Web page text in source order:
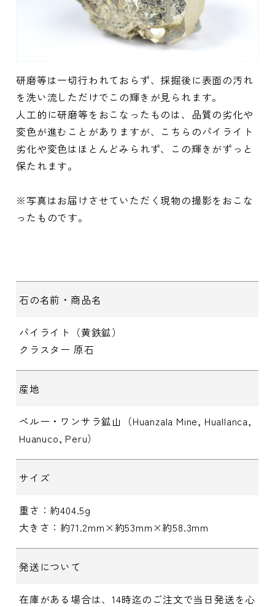
研磨等は一切行われておらず、採掘後に表面の汚れ
を洗い流しただけでこの輝きが見られます。
人工的に研磨等をおこなったものは、品質の劣化や
変色が進むことがありますが、こちらのパイライト
劣化や変色はほとんどみられず、この輝きがずっと
保たれます。
※写真はお届けさせていただく現物の撮影をおこな
ったものです。
石の名前・商品名
パイライト（黄鉄鉱）
クラスター 原石
産地
ペルー・ワンサラ鉱山（Huanzala Mine, Huallanca,
Huanuco, Peru）
サイズ
重さ：約404.5g
大きさ：約71.2mm×約53mm×約58.3mm
発送について
在庫がある場合は、14時迄のご注文で当日発送を心